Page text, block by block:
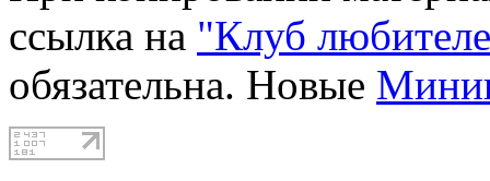
ссылка на "Клуб
обязательна. Новые